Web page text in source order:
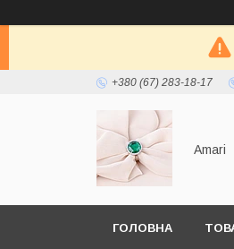
+380 (67) 283-18-17
Amari
ГОЛОВНА